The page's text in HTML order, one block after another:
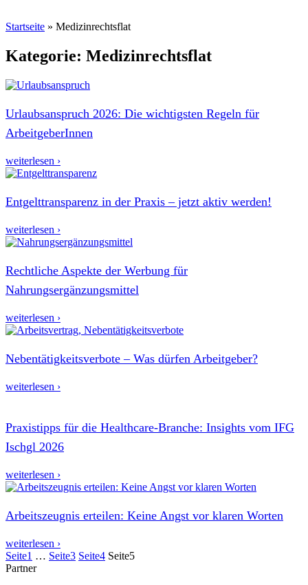
Startseite » Medizinrechtsflat
Kategorie: Medizinrechtsflat
Urlaubsanspruch 2026: Die wichtigsten Regeln für
ArbeitgeberInnen
weiterlesen ›
Entgelttransparenz in der Praxis – jetzt aktiv werden!
weiterlesen ›
Rechtliche Aspekte der Werbung für
Nahrungsergänzungsmittel
weiterlesen ›
Nebentätigkeitsverbote – Was dürfen Arbeitgeber?
weiterlesen ›
Praxistipps für die Healthcare-Branche: Insights vom IFG
Ischgl 2026
weiterlesen ›
Arbeitszeugnis erteilen: Keine Angst vor klaren Worten
weiterlesen ›
Seite1 … Seite3 Seite4 Seite5
Partner